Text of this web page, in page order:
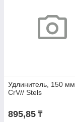
Удлинитель, 150
CrV// Stels
895,85 ₸